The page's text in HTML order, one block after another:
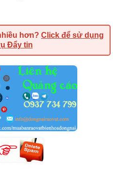
hơn? Click để sử dụng
Đẩy tin